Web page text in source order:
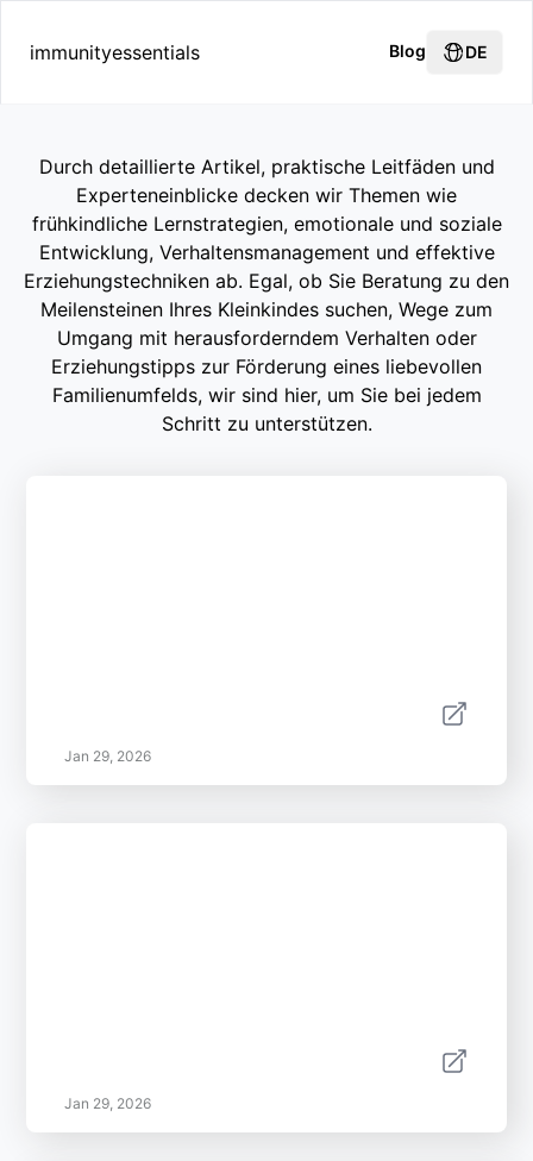
immunityessentials Blog DE
Durch detaillierte Artikel, praktische Leitfäden und
Experteneinblicke decken wir Themen wie
frühkindliche Lernstrategien, emotionale und soziale
Entwicklung, Verhaltensmanagement und effektive
Erziehungstechniken ab. Egal, ob Sie Beratung zu den
Meilensteinen Ihres Kleinkindes suchen, Wege zum
Umgang mit herausforderndem Verhalten oder
Erziehungstipps zur Förderung eines liebevollen
Familienumfelds, wir sind hier, um Sie bei jedem
Schritt zu unterstützen.
Jan 29, 2026
Jan 29, 2026